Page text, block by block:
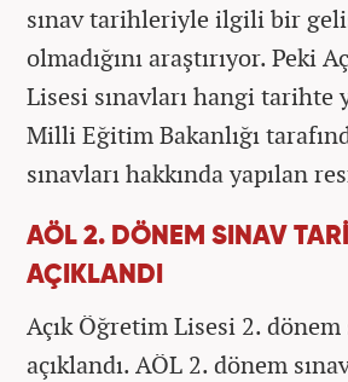
sınav tarihleriyle ilgili bir
olmadığını araştırıyor. Peki
Lisesi sınavları hangi tarihte
Milli Eğitim Bakanlığı
sınavları hakkında yapılan
AÖL 2. DÖNEM SINAV
AÇIKLANDI
Açık Öğretim Lisesi 2.
açıklandı. AÖL 2. dönem